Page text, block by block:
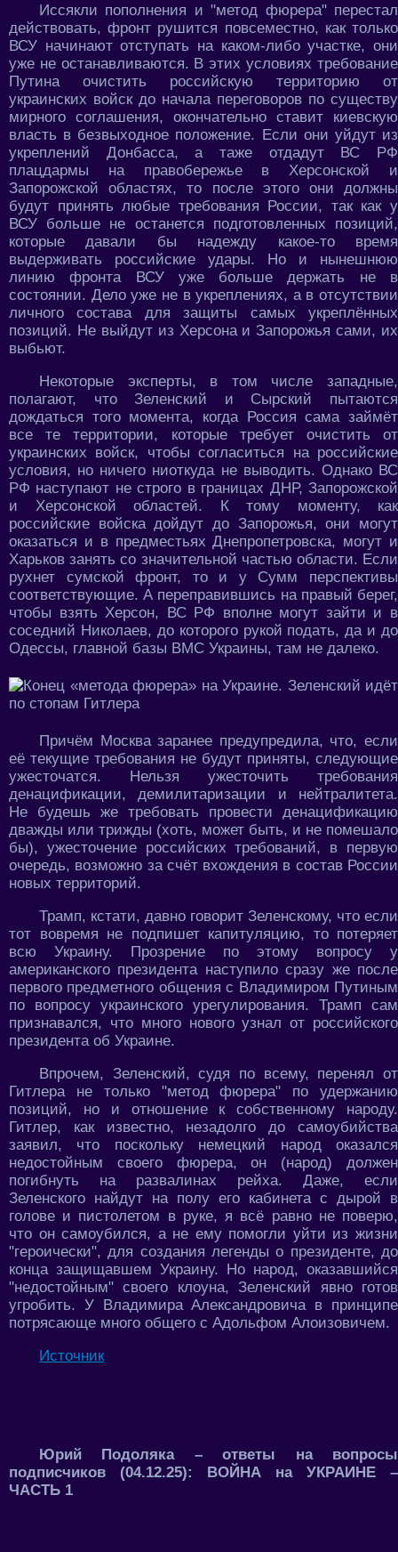
Иссякли пополнения и "метод фюрера" перестал
действовать, фронт рушится повсеместно, как только
ВСУ начинают отступать на каком-либо участке, они
уже не останавливаются. В этих условиях требование
Путина очистить российскую территорию от
украинских войск до начала переговоров по существу
мирного соглашения, окончательно ставит киевскую
власть в безвыходное положение. Если они уйдут из
укреплений Донбасса, а таже отдадут ВС РФ
плацдармы на правобережье в Херсонской и
Запорожской областях, то после этого они должны
будут принять любые требования России, так как у
ВСУ больше не останется подготовленных позиций,
которые давали бы надежду какое-то время
выдерживать российские удары. Но и нынешнюю
линию фронта ВСУ уже больше держать не в
состоянии. Дело уже не в укреплениях, а в отсутствии
личного состава для защиты самых укреплённых
позиций. Не выйдут из Херсона и Запорожья сами, их
выбьют.
Некоторые эксперты, в том числе западные,
полагают, что Зеленский и Сырский пытаются
дождаться того момента, когда Россия сама займёт
все те территории, которые требует очистить от
украинских войск, чтобы согласиться на российские
условия, но ничего ниоткуда не выводить. Однако ВС
РФ наступают не строго в границах ДНР, Запорожской
и Херсонской областей. К тому моменту, как
российские войска дойдут до Запорожья, они могут
оказаться и в предместьях Днепропетровска, могут и
Харьков занять со значительной частью области. Если
рухнет сумской фронт, то и у Сумм перспективы
соответствующие. А переправившись на правый берег,
чтобы взять Херсон, ВС РФ вполне могут зайти и в
соседний Николаев, до которого рукой подать, да и до
Одессы, главной базы ВМС Украины, там не далеко.
Причём Москва заранее предупредила, что, если
её текущие требования не будут приняты, следующие
ужесточатся. Нельзя ужесточить требования
денацификации, демилитаризации и нейтралитета.
Не будешь же требовать провести денацификацию
дважды или трижды (хоть, может быть, и не помешало
бы), ужесточение российских требований, в первую
очередь, возможно за счёт вхождения в состав России
новых территорий.
Трамп, кстати, давно говорит Зеленскому, что если
тот вовремя не подпишет капитуляцию, то потеряет
всю Украину. Прозрение по этому вопросу у
американского президента наступило сразу же после
первого предметного общения с Владимиром Путиным
по вопросу украинского урегулирования. Трамп сам
признавался, что много нового узнал от российского
президента об Украине.
Впрочем, Зеленский, судя по всему, перенял от
Гитлера не только "метод фюрера" по удержанию
позиций, но и отношение к собственному народу.
Гитлер, как известно, незадолго до самоубийства
заявил, что поскольку немецкий народ оказался
недостойным своего фюрера, он (народ) должен
погибнуть на развалинах рейха. Даже, если
Зеленского найдут на полу его кабинета с дырой в
голове и пистолетом в руке, я всё равно не поверю,
что он самоубился, а не ему помогли уйти из жизни
"героически", для создания легенды о президенте, до
конца защищавшем Украину. Но народ, оказавшийся
"недостойным" своего клоуна, Зеленский явно готов
угробить. У Владимира Александровича в принципе
потрясающе много общего с Адольфом Алоизовичем.
Источник
Юрий Подоляка – ответы на вопросы
подписчиков (04.12.25): ВОЙНА на УКРАИНЕ –
ЧАСТЬ 1